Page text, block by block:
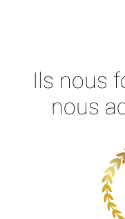
Ils nous
nous